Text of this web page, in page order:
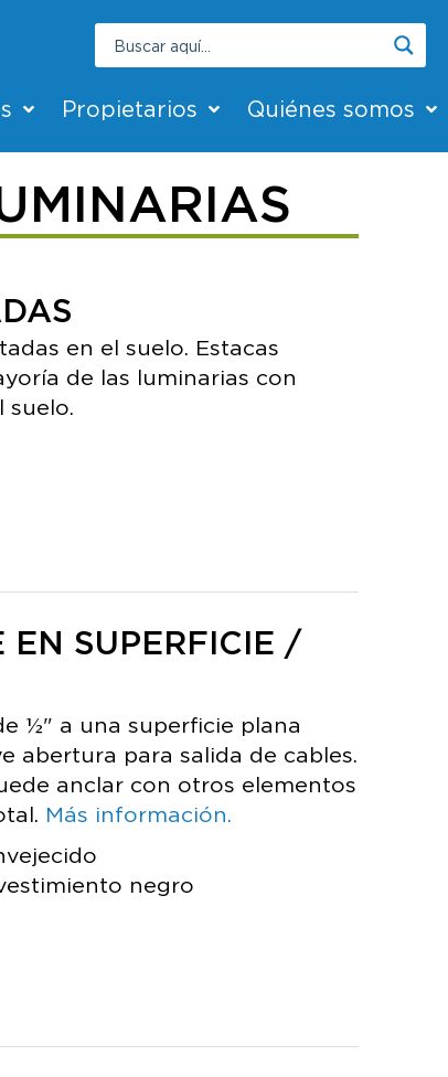
Propietarios Quiénes somos
en el suelo. Estacas
de las luminarias con
suelo.
EN SUPERFICIE /
½" a una superficie plana
abertura para salida de cables.
anclar con otros elementos
Más información.
negro